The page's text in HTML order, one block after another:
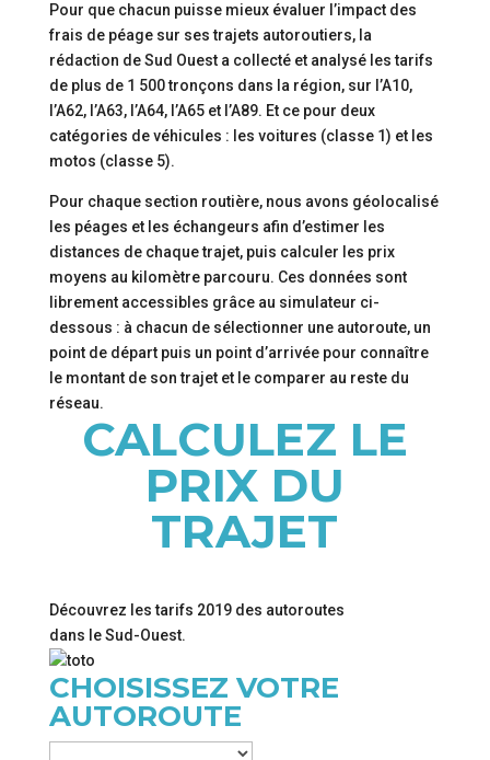
Pour que chacun puisse mieux évaluer l’impact des
frais de péage sur ses trajets autoroutiers, la
rédaction de Sud Ouest a collecté et analysé les tarifs
de plus de 1 500 tronçons dans la région, sur l’A10,
l’A62, l’A63, l’A64, l’A65 et l’A89. Et ce pour deux
catégories de véhicules : les voitures (classe 1) et les
motos (classe 5).
Pour chaque section routière, nous avons géolocalisé
les péages et les échangeurs afin d’estimer les
distances de chaque trajet, puis calculer les prix
moyens au kilomètre parcouru. Ces données sont
librement accessibles grâce au simulateur ci-
dessous : à chacun de sélectionner une autoroute, un
point de départ puis un point d’arrivée pour connaître
le montant de son trajet et le comparer au reste du
réseau.
CALCULEZ LE
PRIX DU
TRAJET
Découvrez les tarifs 2019 des autoroutes
dans le Sud-Ouest.
CHOISISSEZ VOTRE
AUTOROUTE